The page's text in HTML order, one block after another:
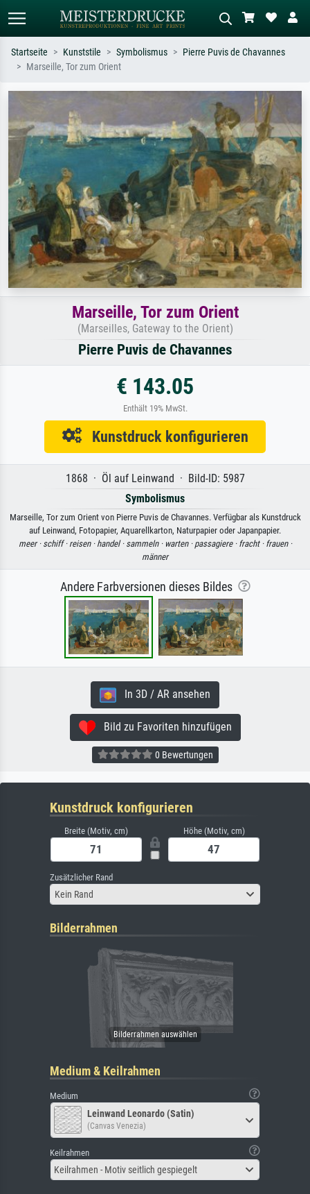
Suchen Sie nach Künstlern, Werktiteln
oder Stilen – z.B. Monet,
Sternennacht, Impressionismus, Welle
Hokusai, Akt.
Beschreiben Sie die Szene – z.B. Grüne
Wiese, Abstrakt mit viel Rot, Dunkles
Ölgemälde, Stehender Akt neben einem
Baum.
Startseite Kunststile Symbolismus
Pierre Puvis de Chavannes
Marseille, Tor zum Orient
Marseille, Tor zum Orient
(Marseilles, Gateway to the Orient)
Pierre Puvis de Chavannes
€ 143.05
Enthält 19% MwSt.
Kunstdruck konfigurieren
1868 · Öl auf Leinwand · Bild-ID: 5987
Symbolismus
Marseille, Tor zum Orient von Pierre Puvis de Chavannes. Verfügbar als Kunstdruck
auf Leinwand, Fotopapier, Aquarellkarton, Naturpapier oder Japanpapier.
meer · schiff · reisen · handel · sammeln · warten · passagiere · fracht · frauen ·
männer
Andere Farbversionen dieses Bildes
In 3D / AR ansehen
Bild zu Favoriten hinzufügen
0 Bewertungen
Kunstdruck konfigurieren
Breite (Motiv, cm) Höhe (Motiv, cm)
Zusätzlicher Rand
Kein Rand
Bilderrahmen
Medium & Keilrahmen
Medium
Leinwand Leonardo (Satin)
(Canvas Venezia)
Keilrahmen
Keilrahmen - Motiv seitlich gespiegelt